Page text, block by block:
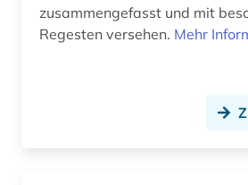
widerstand (5)
zwangsarbeiter (1)
zusammengefasst und mit
Regesten versehen. Mehr